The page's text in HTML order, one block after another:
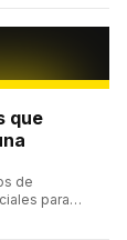
que
de
para